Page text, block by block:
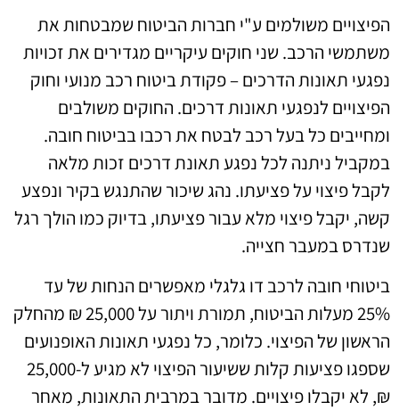
הפיצויים משולמים ע"י חברות הביטוח שמבטחות את
משתמשי הרכב. שני חוקים עיקריים מגדירים את זכויות
נפגעי תאונות הדרכים – פקודת ביטוח רכב מנועי וחוק
הפיצויים לנפגעי תאונות דרכים. החוקים משולבים
ומחייבים כל בעל רכב לבטח את רכבו בביטוח חובה.
במקביל ניתנה לכל נפגע תאונת דרכים זכות מלאה
לקבל פיצוי על פציעתו. נהג שיכור שהתנגש בקיר ונפצע
קשה, יקבל פיצוי מלא עבור פציעתו, בדיוק כמו הולך רגל
שנדרס במעבר חצייה.
ביטוחי חובה לרכב דו גלגלי מאפשרים הנחות של עד
25% מעלות הביטוח, תמורת ויתור על 25,000 ₪ מהחלק
הראשון של הפיצוי. כלומר, כל נפגעי תאונות האופנועים
שספגו פציעות קלות ששיעור הפיצוי לא מגיע ל-25,000
₪, לא יקבלו פיצויים. מדובר במרבית התאונות, מאחר